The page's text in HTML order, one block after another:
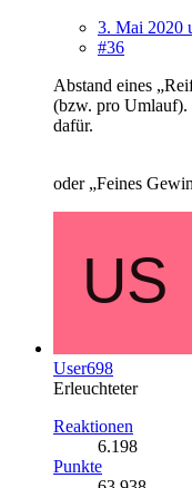
3. Mai 2020
#36
Abstand eines
(bzw. pro Umlauf).
dafür.
oder „Feines
User698
Erleuchteter
Reaktionen
6.198
Punkte